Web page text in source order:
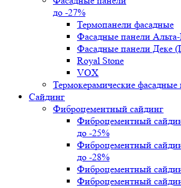
до -27%
Термопанели фасадные
Фасадные панели
Фасадные панели Деке
Royal Stone
VOX
Термокерамические фасадные
Сайдинг
Фиброцементный сайдинг
Фиброцементный
до -25%
Фиброцементный
до -28%
Фиброцементный
Фиброцементный